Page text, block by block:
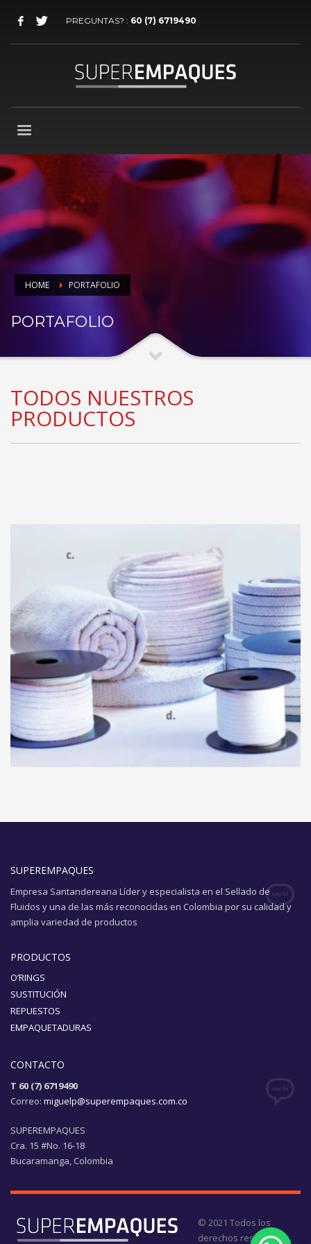
PREGUNTAS? : 60 (7) 6719490
HOME PORTAFOLIO
PORTAFOLIO
TODOS NUESTROS
PRODUCTOS
SUPEREMPAQUES
Empresa Santandereana Líder y especialista en el Sellado de
Fluidos y una de las más reconocidas en Colombia por su calidad y
amplia variedad de productos
PRODUCTOS
O’RINGS
SUSTITUCIÓN
REPUESTOS
EMPAQUETADURAS
CONTACTO
T 60 (7) 6719490
Correo: miguelp@superempaques.com.co
SUPEREMPAQUES
Cra. 15 #No. 16-18
Bucaramanga, Colombia
© 2021 Todos los
derechos reservados.